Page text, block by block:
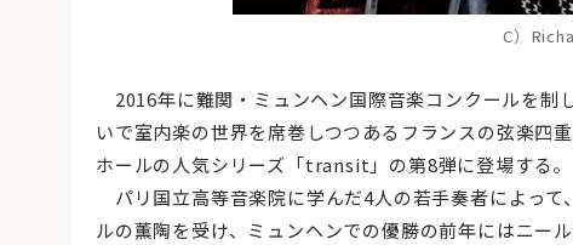
C）
2016年に難関・ミュンヘン国際音楽コンクールを制
いで室内楽の世界を席巻しつつあるフランスの弦楽四
ホールの人気シリーズ「transit」の第8弾に登場する。
パリ国立高等音楽院に学んだ4人の若手奏者によっ
ルの薫陶を受け、ミュンヘンでの優勝の前年にはニー